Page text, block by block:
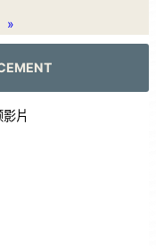
»
片